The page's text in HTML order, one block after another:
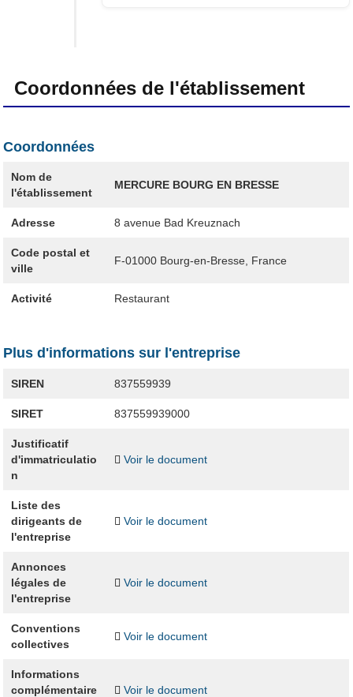
Coordonnées de l'établissement
Coordonnées
Nom de
l'établissement
MERCURE BOURG EN BRESSE
Adresse 8 avenue Bad Kreuznach
Code postal et
ville
F-01000 Bourg-en-Bresse, France
Activité Restaurant
Plus d'informations sur l'entreprise
SIREN 837559939
SIRET 837559939000
Justificatif
d'immatriculatio
n
Voir le document
Liste des
dirigeants de
l'entreprise
Voir le document
Annonces
légales de
l'entreprise
Voir le document
Conventions
collectives
Voir le document
Informations
complémentaire
Voir le document